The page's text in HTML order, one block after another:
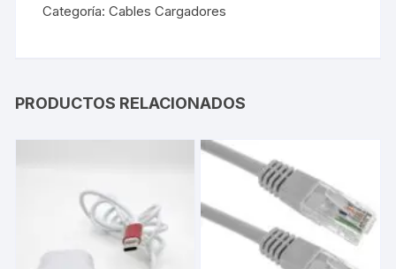
Categoría:Cables Cargadores
PRODUCTOS RELACIONADOS